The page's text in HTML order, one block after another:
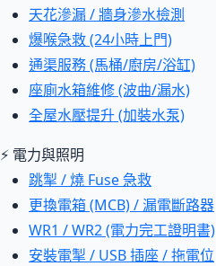
天花滲漏 / 牆身滲水檢測
爆喉急救 (24小時上門)
通渠服務 (馬桶/廚房/浴缸)
座廁水箱維修 (波曲/漏水)
全屋水壓提升 (加裝水泵)
⚡ 電力與照明
跳掣 / 燒 Fuse 急救
更換電箱 (MCB) / 漏電斷路器
WR1 / WR2 (電力完工證明書)
安裝電掣 / USB 插座 / 拖電位